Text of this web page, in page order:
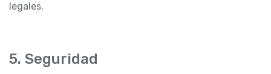
legales.
5. Seguridad